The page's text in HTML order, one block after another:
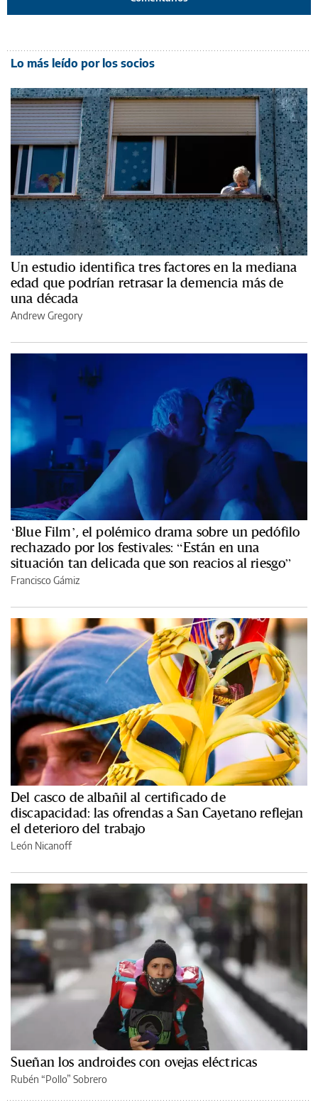
Lo más leído por los socios
Un estudio identifica tres factores en la mediana
edad que podrían retrasar la demencia más de
una década
Andrew Gregory
‘Blue Film’, el polémico drama sobre un pedófilo
rechazado por los festivales: “Están en una
situación tan delicada que son reacios al riesgo”
Francisco Gámiz
Del casco de albañil al certificado de
discapacidad: las ofrendas a San Cayetano reflejan
el deterioro del trabajo
León Nicanoff
Sueñan los androides con ovejas eléctricas
Rubén “Pollo” Sobrero